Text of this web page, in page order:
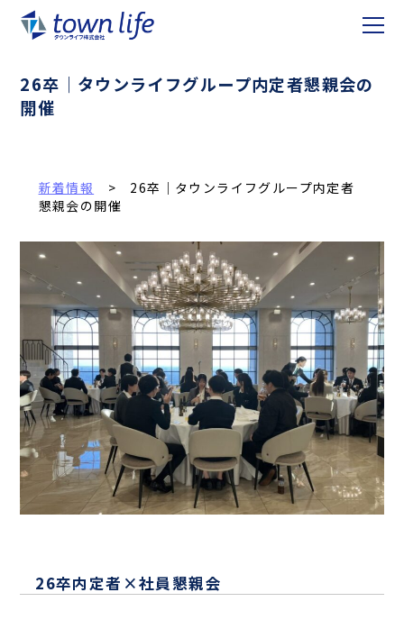
26卒｜タウンライフグループ内定者懇親会の
開催
新着情報
> 26卒｜タウンライフグループ内定者
懇親会の開催
26卒内定者×社員懇親会